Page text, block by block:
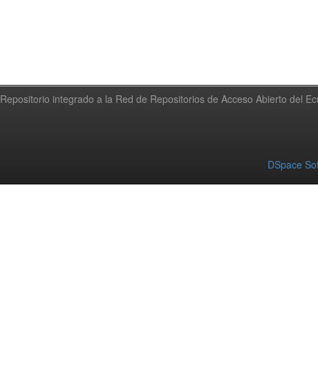
Repositorio integrado a la Red de Repositorios de Acceso Abierto del
DSpace